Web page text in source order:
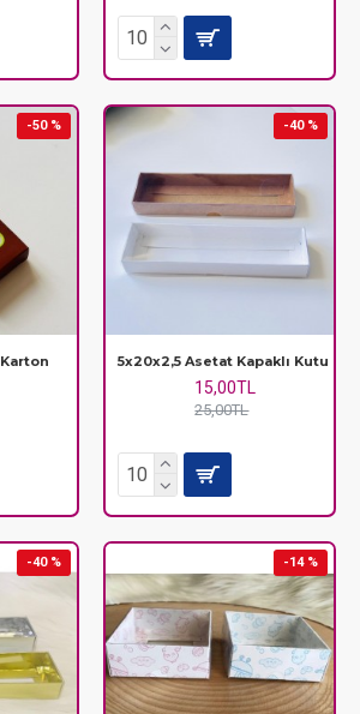
-50 % -40 %
5x20x2,5 Asetat Kapaklı Kutu
15,00TL
25,00TL
-40 % -14 %